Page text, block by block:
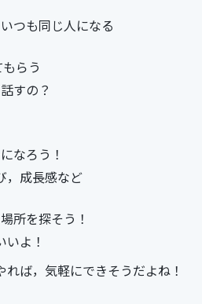
つも同じ人になる
らう
すの？
なろう！
，成長感など
所を探そう！
よ！
れば，気軽にできそうだよね！